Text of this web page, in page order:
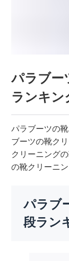
パラブー
ランキン
パラブーツの
ブーツの靴ク
クリーニング
の靴クリーニ
パラブ
段ラン